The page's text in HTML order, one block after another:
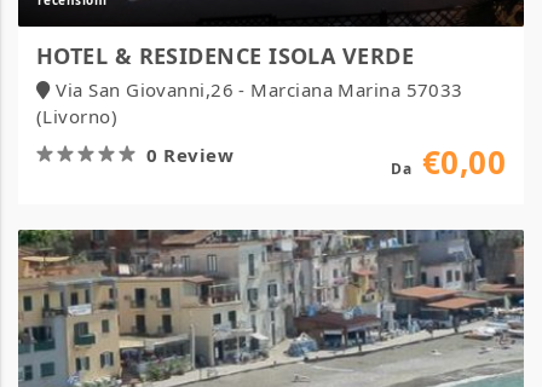
HOTEL & RESIDENCE ISOLA VERDE
Via San Giovanni,26 - Marciana Marina 57033
(Livorno)
0 Review
Da €0,00
Alta
Marea
Sorrento